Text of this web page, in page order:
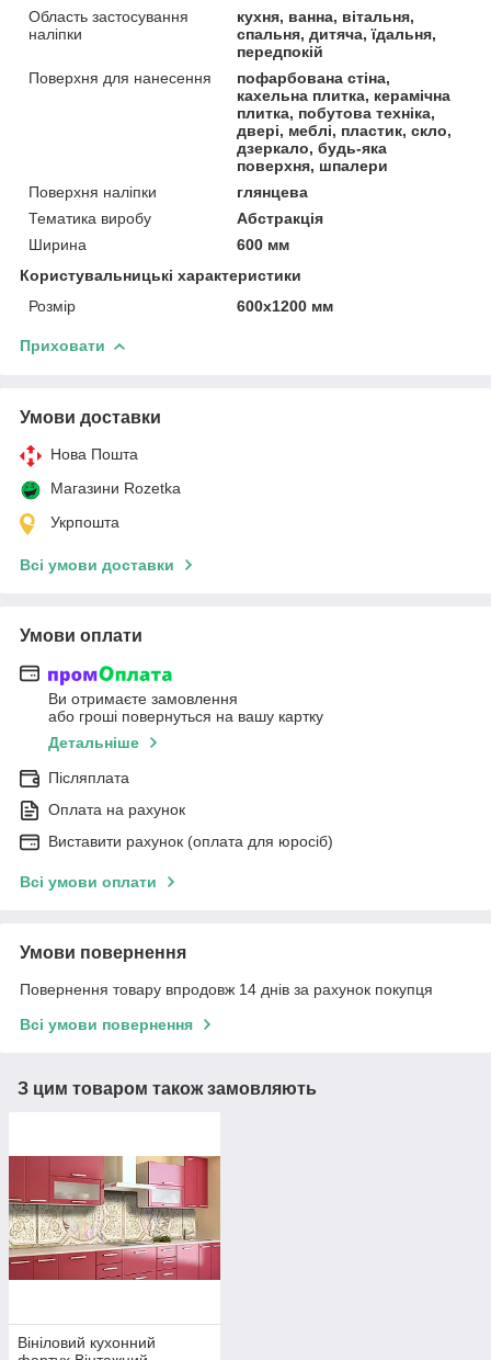
Область застосування
наліпки
кухня, ванна, вітальня,
спальня, дитяча, їдальня,
передпокій
Поверхня для нанесення
пофарбована стіна,
кахельна плитка, керамічна
плитка, побутова техніка,
двері, меблі, пластик, скло,
дзеркало, будь-яка
поверхня, шпалери
Поверхня наліпки
глянцева
Тематика виробу
Абстракція
Ширина
600 мм
Користувальницькі характеристики
Розмір
600х1200 мм
Приховати
Умови доставки
Нова Пошта
Магазини Rozetka
Укрпошта
Всі умови доставки
Умови оплати
Ви отримаєте замовлення
або гроші повернуться на вашу картку
Детальніше
Післяплата
Оплата на рахунок
Виставити рахунок (оплата для юросіб)
Всі умови оплати
Умови повернення
Повернення товару впродовж 14 днів за рахунок покупця
Всі умови повернення
З цим товаром також замовляють
Вініловий кухонний